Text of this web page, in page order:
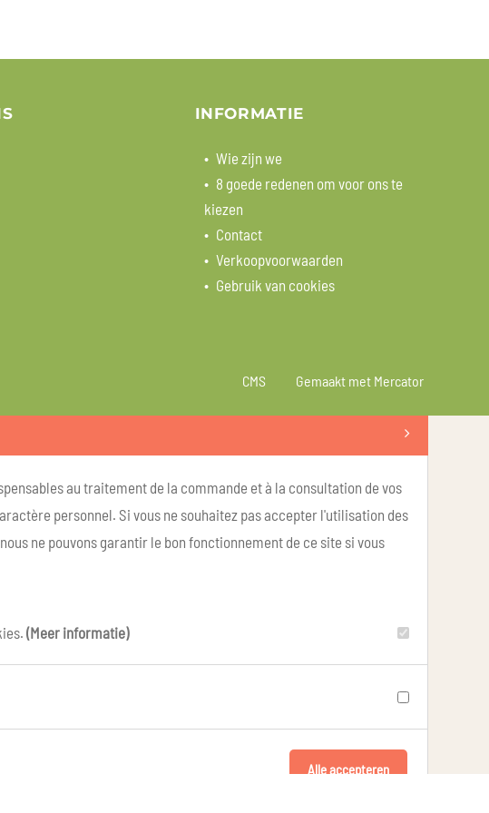
INFORMATIE
Wie zijn we
8 goede redenen om voor ons te
kiezen
Contact
Verkoopvoorwaarden
Gebruik van cookies
CMS Gemaakt met Mercator
au traitement de la commande et à la consultation de vos
personnel. Si vous ne souhaitez pas accepter l'utilisation des
ne pouvons garantir le bon fonctionnement de ce site si vous
(Meer informatie)
Alle accepteren